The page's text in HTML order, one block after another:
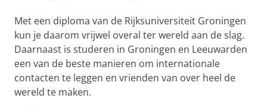
Met een diploma van de Rijksuniversiteit Groningen
kun je daarom vrijwel overal ter wereld aan de slag.
Daarnaast is studeren in Groningen en Leeuwarden
een van de beste manieren om internationale
contacten te leggen en vrienden van over heel de
wereld te maken.